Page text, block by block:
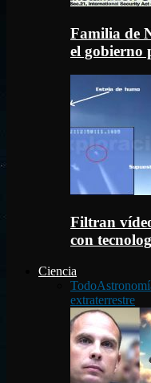
Familia de
el
Filtran
con
Ciencia
Todo
extraterrestre